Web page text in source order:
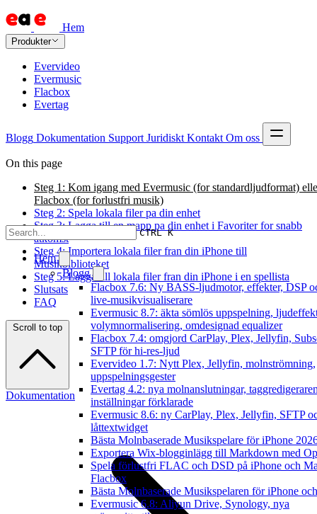
Hem
Produkter
Evervideo
Evermusic
Flacbox
Evertag
Blogg Dokumentation Support Juridiskt Kontakt Om oss
CTRL K
Hem
Blogg
Flacbox 7.6: Ny BASS-ljudmotor, effekter, DSP
live-musikvisualiserare
Evermusic 8.7: äkta sömlös uppspelning,
volymnormalisering, omdesignad equalizer
Flacbox 7.4: omgjord CarPlay, Plex, Jellyfin,
SFTP för hi-res-ljud
Evervideo 1.7: Nytt Plex, Jellyfin, molnströmning,
uppspelningsgester
Evertag 4.2: nya molnanslutningar,
inställningar förklarade
Evermusic 8.6: ny CarPlay, Plex, Jellyfin, SFTP
låttextwidget
Bästa Molnbaserade Musikspelare för iPhone
Exportera Wix-blogginlägg till Markdown med
Spela förlustfri FLAC och DSD på iPhone och
Flacbox
Bästa Molnbaserade Musikspelaren för iPhone
Evermusic 6.8: Aliyun Drive, Synology, nya
On this page
Steg 1: Kom igang med Evermusic (for standardljudformat)
Flacbox (for forlustfri musik)
Steg 2: Spela lokala filer pa din enhet
Steg 3: Lagga till en mapp pa din enhet i Favoriter for snabb
atkomst
Steg 4: Importera lokala filer fran din iPhone till
Musikbiblioteket
Steg 5: Lagga till lokala filer fran din iPhone i en spellista
Slutsats
FAQ
Scroll to top
Dokumentation